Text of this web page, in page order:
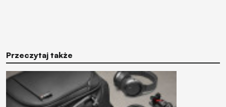
Przeczytaj także